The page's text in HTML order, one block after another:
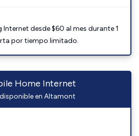
Internet desde $60 al mes durante 1
por tiempo limitado.
Home Internet
en Altamont